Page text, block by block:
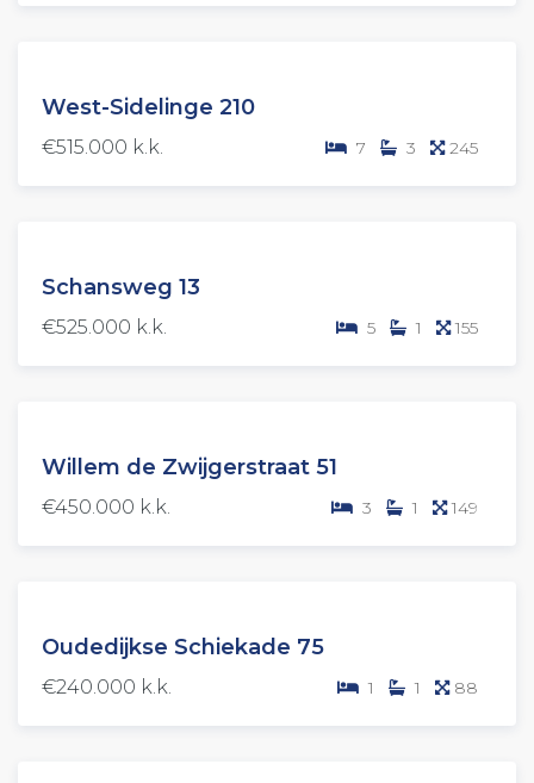
(OV)
West-Sidelinge 210
€515.000 k.k. 7 3 245
(OV)
Schansweg 13
€525.000 k.k. 5 1 155
(OV)
Willem de Zwijgerstraat 51
€450.000 k.k. 3 1 149
Oudedijkse Schiekade 75
€240.000 k.k. 1 1 88